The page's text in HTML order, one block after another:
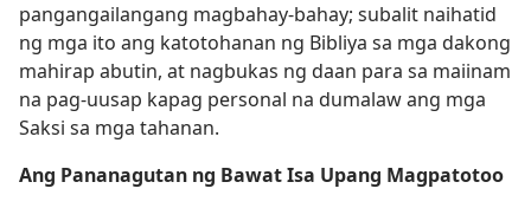
pangangailangang magbahay-bahay; subalit naihatid
ng mga ito ang katotohanan ng Bibliya sa mga dakong
mahirap abutin, at nagbukas ng daan para sa maiinam
na pag-uusap kapag personal na dumalaw ang mga
Saksi sa mga tahanan.
Ang Pananagutan ng Bawat Isa Upang Magpatotoo